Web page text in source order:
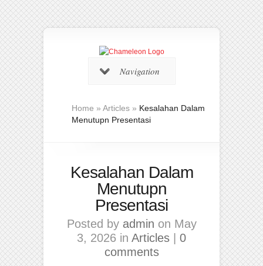
Navigation
Home » Articles » Kesalahan Dalam
Menutupn Presentasi
Kesalahan Dalam
Menutupn
Presentasi
Posted by admin on May
3, 2026 in Articles
0
comments